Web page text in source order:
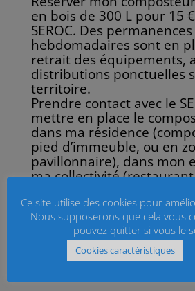
en bois de 300 L pour 15
SEROC. Des permanences
hebdomadaires sont en
retrait des équipements,
distributions ponctuelles
territoire.
Prendre contact avec le
mettre en place le
dans ma résidence
pied d’immeuble, ou en
pavillonnaire), dans mon
ma collectivité
établissement de
Ce site utilise des cookies pour
Nous supposerons que cela vous
pouvez quitter si vous le
Cookies caractéristiques